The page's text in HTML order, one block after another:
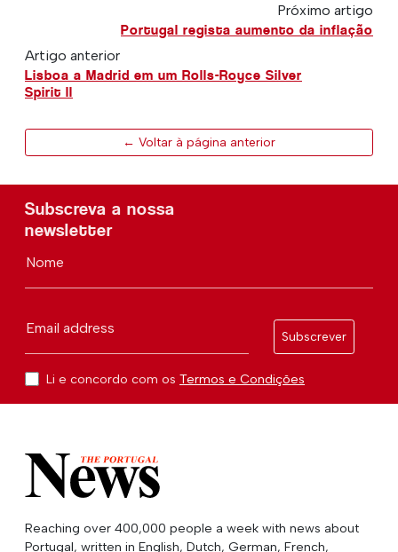
Próximo artigo
Portugal regista aumento da inflação
Artigo anterior
Lisboa a Madrid em um Rolls-Royce Silver
Spirit ll
← Voltar à página anterior
Subscreva a nossa
newsletter
Nome
Email address
Subscrever
Li e concordo com os Termos e Condições
Reaching over 400,000 people a week with news about
Portugal, written in English, Dutch, German, French,